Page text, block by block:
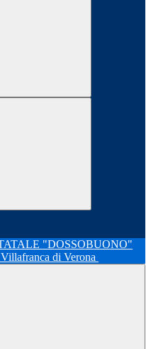
Villafranca di Verona